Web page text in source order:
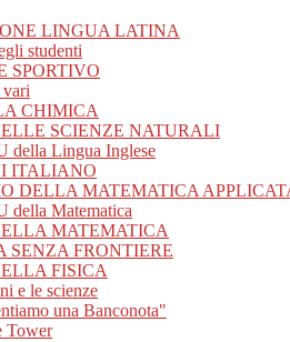
LINGUA LATINA
studenti
SPORTIVO
CHIMICA
SCIENZE NATURALI
Lingua Inglese
ITALIANO
DELLA MATEMATICA
Matematica
MATEMATICA
SENZA FRONTIERE
FISICA
e le scienze
una Banconota"
Tower